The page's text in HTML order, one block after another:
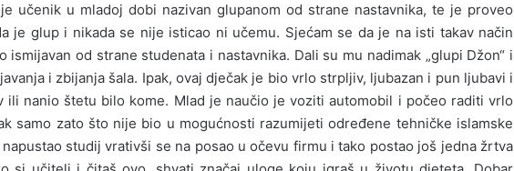
učenik u mladoj dobi nazivan glupanom od strane nastavnika, te je proveo
je glup i nikada se nije isticao ni učemu. Sjećam se da je na isti takav način
ismijavan od strane studenata i nastavnika. Dali su mu nadimak „glupi Džon“ i
i zbijanja šala. Ipak, ovaj dječak je bio vrlo strpljiv, ljubazan i pun ljubavi i
ili nanio štetu bilo kome. Mlad je naučio je voziti automobil i počeo raditi vrlo
samo zato što nije bio u mogućnosti razumijeti određene tehničke islamske
studij vrativši se na posao u očevu firmu i tako postao još jedna žrtva